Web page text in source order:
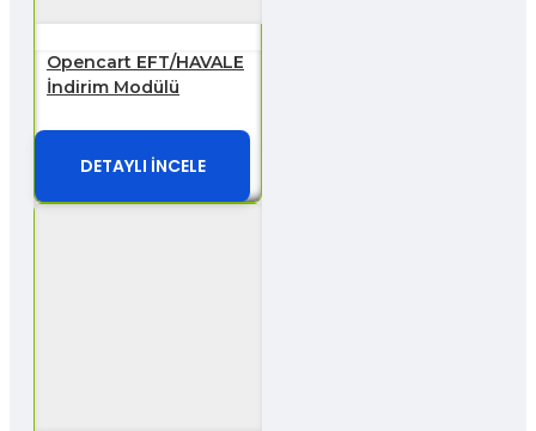
Opencart EFT/HAVALE
İndirim Modülü
DETAYLI İNCELE